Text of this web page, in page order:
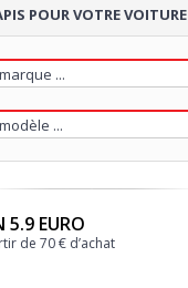
POUR VOTRE VOITURE
5.9 EURO
de 70 € d’achat